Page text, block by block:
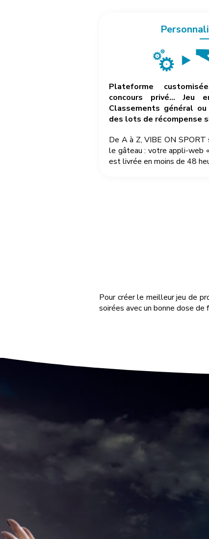
Plateforme
concours privé… Jeu
Classements général
des lots de récompense
De A à Z, VIBE ON SPORT
le gâteau : votre appli-web
est livrée en moins de 48
Pour créer le meilleur jeu de
soirées avec un bonne dose